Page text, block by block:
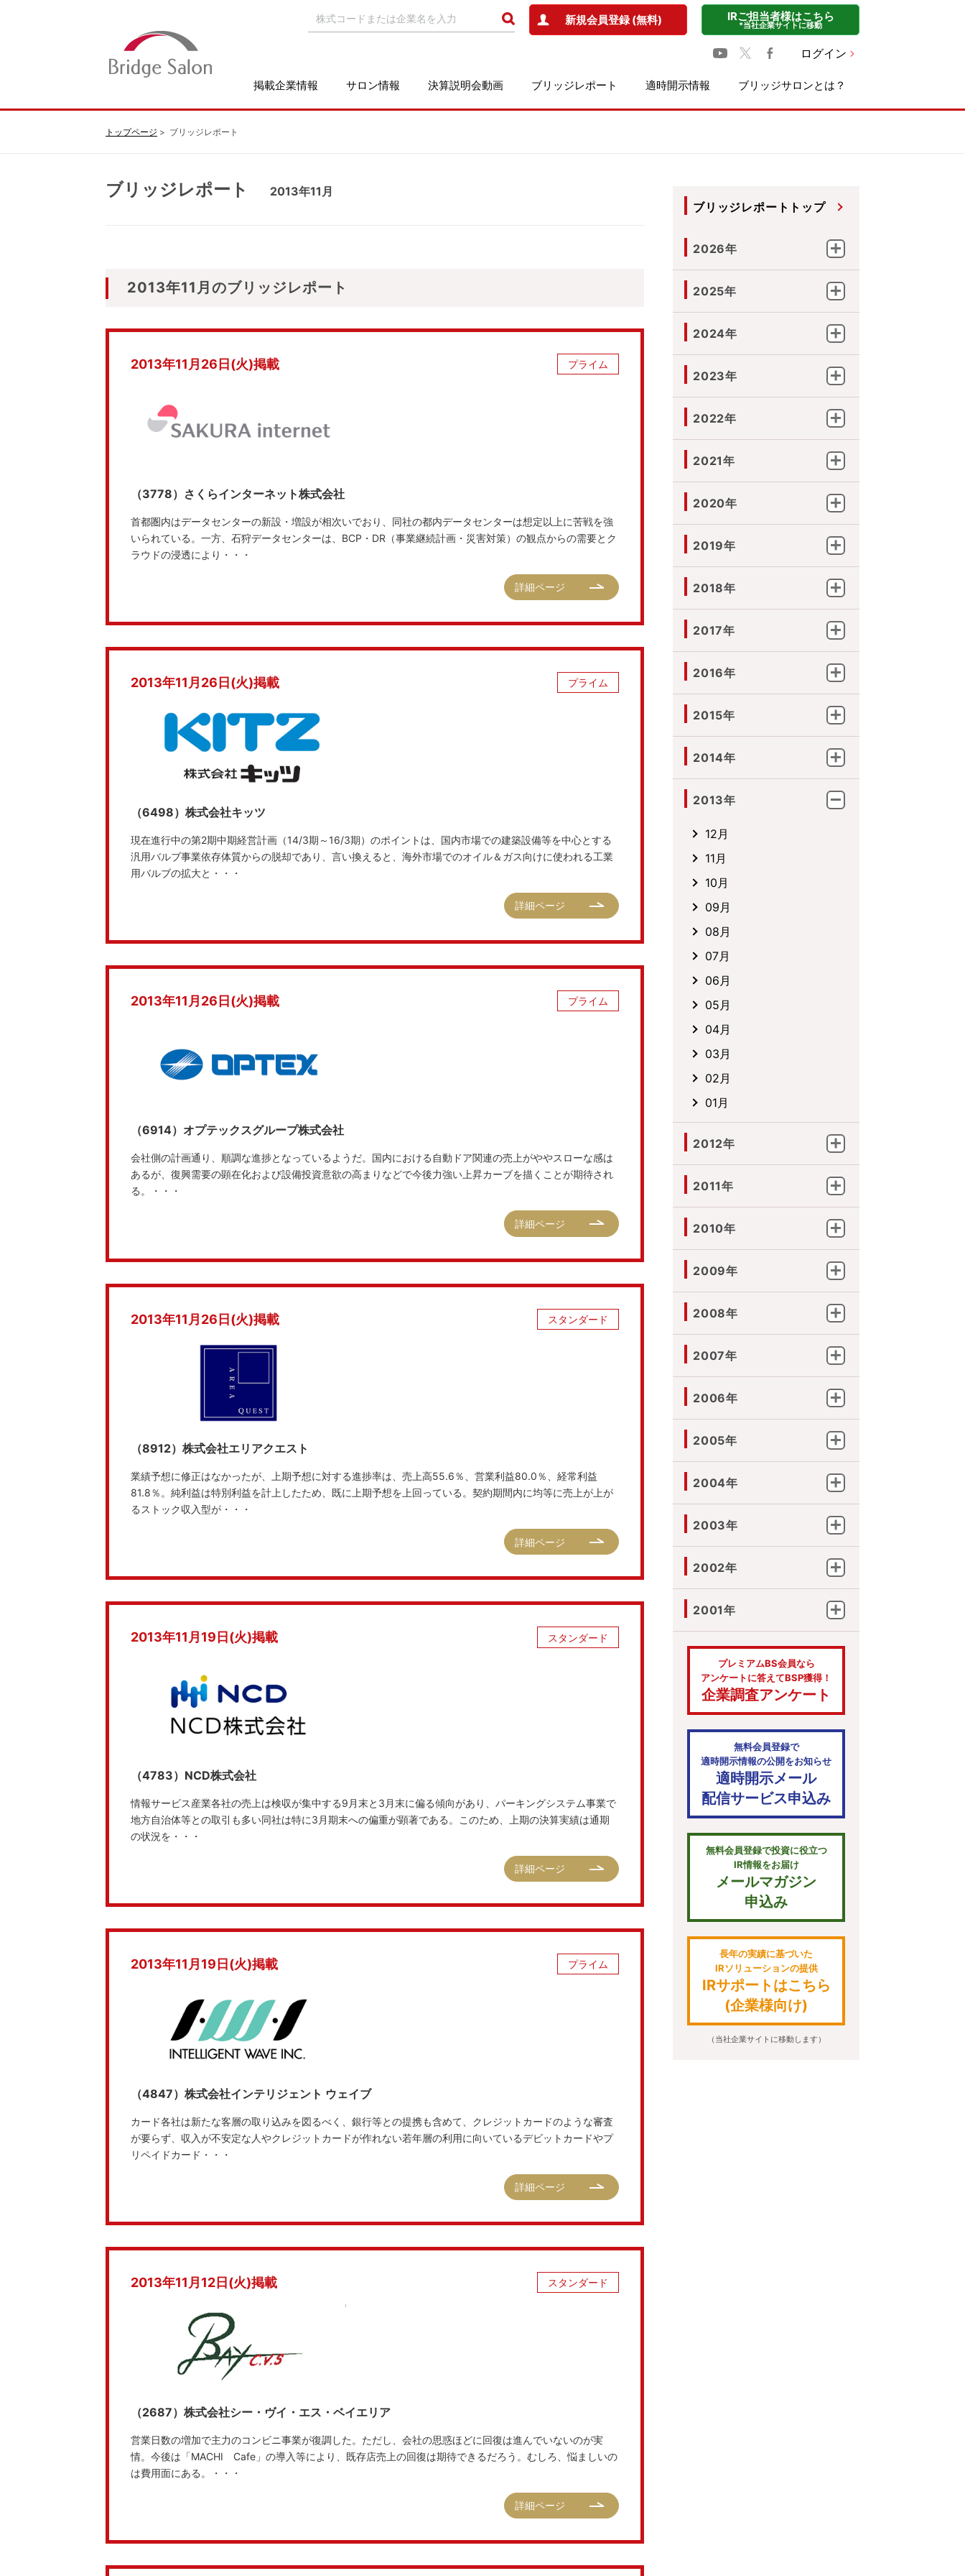
新規会員登録 (無料) IRご担当者様はこちら
*当社企業サイトに移動
ログイン
掲載企業情報 サロン情報 決算説明会動画 ブリッジレポート 適時開示情報 ブリッジサロンとは？
トップページ ブリッジレポート
ブリッジレポート 2013年11月
2013年11月のブリッジレポート
2013年11月26日(火)掲載 プライム
（3778）さくらインターネット株式会社
首都圏内はデータセンターの新設・増設が相次いでおり、同社の都内データセンターは想定以上に苦戦を強
いられている。一方、石狩データセンターは、BCP・DR（事業継続計画・災害対策）の観点からの需要とク
ラウドの浸透により・・・
詳細ページ
2013年11月26日(火)掲載 プライム
（6498）株式会社キッツ
現在進行中の第2期中期経営計画（14/3期～16/3期）のポイントは、国内市場での建築設備等を中心とする
汎用バルブ事業依存体質からの脱却であり、言い換えると、海外市場でのオイル＆ガス向けに使われる工業
用バルブの拡大と・・・
詳細ページ
2013年11月26日(火)掲載 プライム
（6914）オプテックスグループ株式会社
会社側の計画通り、順調な進捗となっているようだ。国内における自動ドア関連の売上がややスローな感は
あるが、復興需要の顕在化および設備投資意欲の高まりなどで今後力強い上昇カーブを描くことが期待され
る。・・・
詳細ページ
2013年11月26日(火)掲載 スタンダード
（8912）株式会社エリアクエスト
業績予想に修正はなかったが、上期予想に対する進捗率は、売上高55.6％、営業利益80.0％、経常利益
81.8％。純利益は特別利益を計上したため、既に上期予想を上回っている。契約期間内に均等に売上が上が
るストック収入型が・・・
詳細ページ
2013年11月19日(火)掲載 スタンダード
（4783）NCD株式会社
情報サービス産業各社の売上は検収が集中する9月末と3月末に偏る傾向があり、パーキングシステム事業で
地方自治体等との取引も多い同社は特に3月期末への偏重が顕著である。このため、上期の決算実績は通期
の状況を・・・
詳細ページ
2013年11月19日(火)掲載 プライム
（4847）株式会社インテリジェント ウェイブ
カード各社は新たな客層の取り込みを図るべく、銀行等との提携も含めて、クレジットカードのような審査
が要らず、収入が不安定な人やクレジットカードが作れない若年層の利用に向いているデビットカードやプ
リペイドカード・・・
詳細ページ
2013年11月12日(火)掲載 スタンダード
（2687）株式会社シー・ヴイ・エス・ベイエリア
営業日数の増加で主力のコンビニ事業が復調した。ただし、会社の思惑ほどに回復は進んでいないのが実
情。今後は「MACHI Cafe」の導入等により、既存店売上の回復は期待できるだろう。むしろ、悩ましいの
は費用面にある。・・・
詳細ページ
ブリッジレポートトップ
2026年
2025年
2024年
2023年
2022年
2021年
2020年
2019年
2018年
2017年
2016年
2015年
2014年
2013年
12月
11月
10月
09月
08月
07月
06月
05月
04月
03月
02月
01月
2012年
2011年
2010年
2009年
2008年
2007年
2006年
2005年
2004年
2003年
2002年
2001年
プレミアムBS会員なら
アンケートに答えてBSP獲得！
企業調査アンケート
無料会員登録で
適時開示情報の公開をお知らせ
適時開示メール
配信サービス申込み
無料会員登録で投資に役立つ
IR情報をお届け
メールマガジン
申込み
長年の実績に基づいた
IRソリューションの提供
IRサポートはこちら
(企業様向け)
（当社企業サイトに移動します）